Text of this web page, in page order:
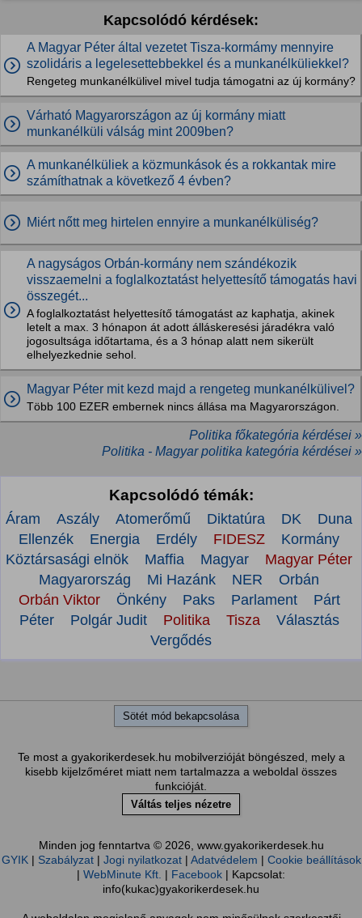
Kapcsolódó kérdések:
A Magyar Péter által vezetet Tisza-kormámy mennyire
szolidáris a legelesettebbekkel és a munkanélküliekkel?
Rengeteg munkanélkülivel mivel tudja támogatni az új kormány?
Várható Magyarországon az új kormány miatt
munkanélküli válság mint 2009ben?
A munkanélküliek a közmunkások és a rokkantak mire
számíthatnak a következő 4 évben?
Miért nőtt meg hirtelen ennyire a munkanélküliség?
A nagyságos Orbán-kormány nem szándékozik
visszaemelni a foglalkoztatást helyettesítő támogatás havi
összegét...
A foglalkoztatást helyettesítő támogatást az kaphatja, akinek
letelt a max. 3 hónapon át adott álláskeresési járadékra való
jogosultsága időtartama, és a 3 hónap alatt nem sikerült
elhelyezkednie sehol.
Magyar Péter mit kezd majd a rengeteg munkanélkülivel?
Több 100 EZER embernek nincs állása ma Magyarországon.
Politika főkategória kérdései »
Politika - Magyar politika kategória kérdései »
Kapcsolódó témák:
Áram Aszály Atomerőmű Diktatúra DK
Duna
Ellenzék
Energia Erdély FIDESZ
Kormány
Köztársasági elnök
Maffia Magyar
Magyar Péter
Magyarország
Mi Hazánk NER
Orbán
Orbán Viktor
Önkény Paks Parlament
Párt
Péter
Polgár Judit Politika Tisza
Választás
Vergődés
Sötét mód bekapcsolása
Te most a gyakorikerdesek.hu mobilverzióját böngészed, mely a
kisebb kijelzőméret miatt nem tartalmazza a weboldal összes
funkcióját.
Váltás teljes nézetre
Minden jog fenntartva © 2026, www.gyakorikerdesek.hu
GYIK| Szabályzat| Jogi nyilatkozat| Adatvédelem | Cookie beállítások
| WebMinute Kft. | Facebook | Kapcsolat:
info(kukac)gyakorikerdesek.hu